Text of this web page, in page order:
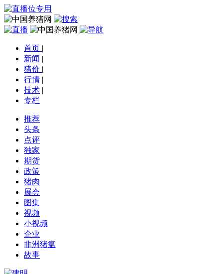
首页 |
新闻 |
猪价 |
行情 |
技术 |
专栏
推荐
头条
点评
独家
期货
政策
猪肉
展会
图集
视频
小视频
企业
非洲猪瘟
故事